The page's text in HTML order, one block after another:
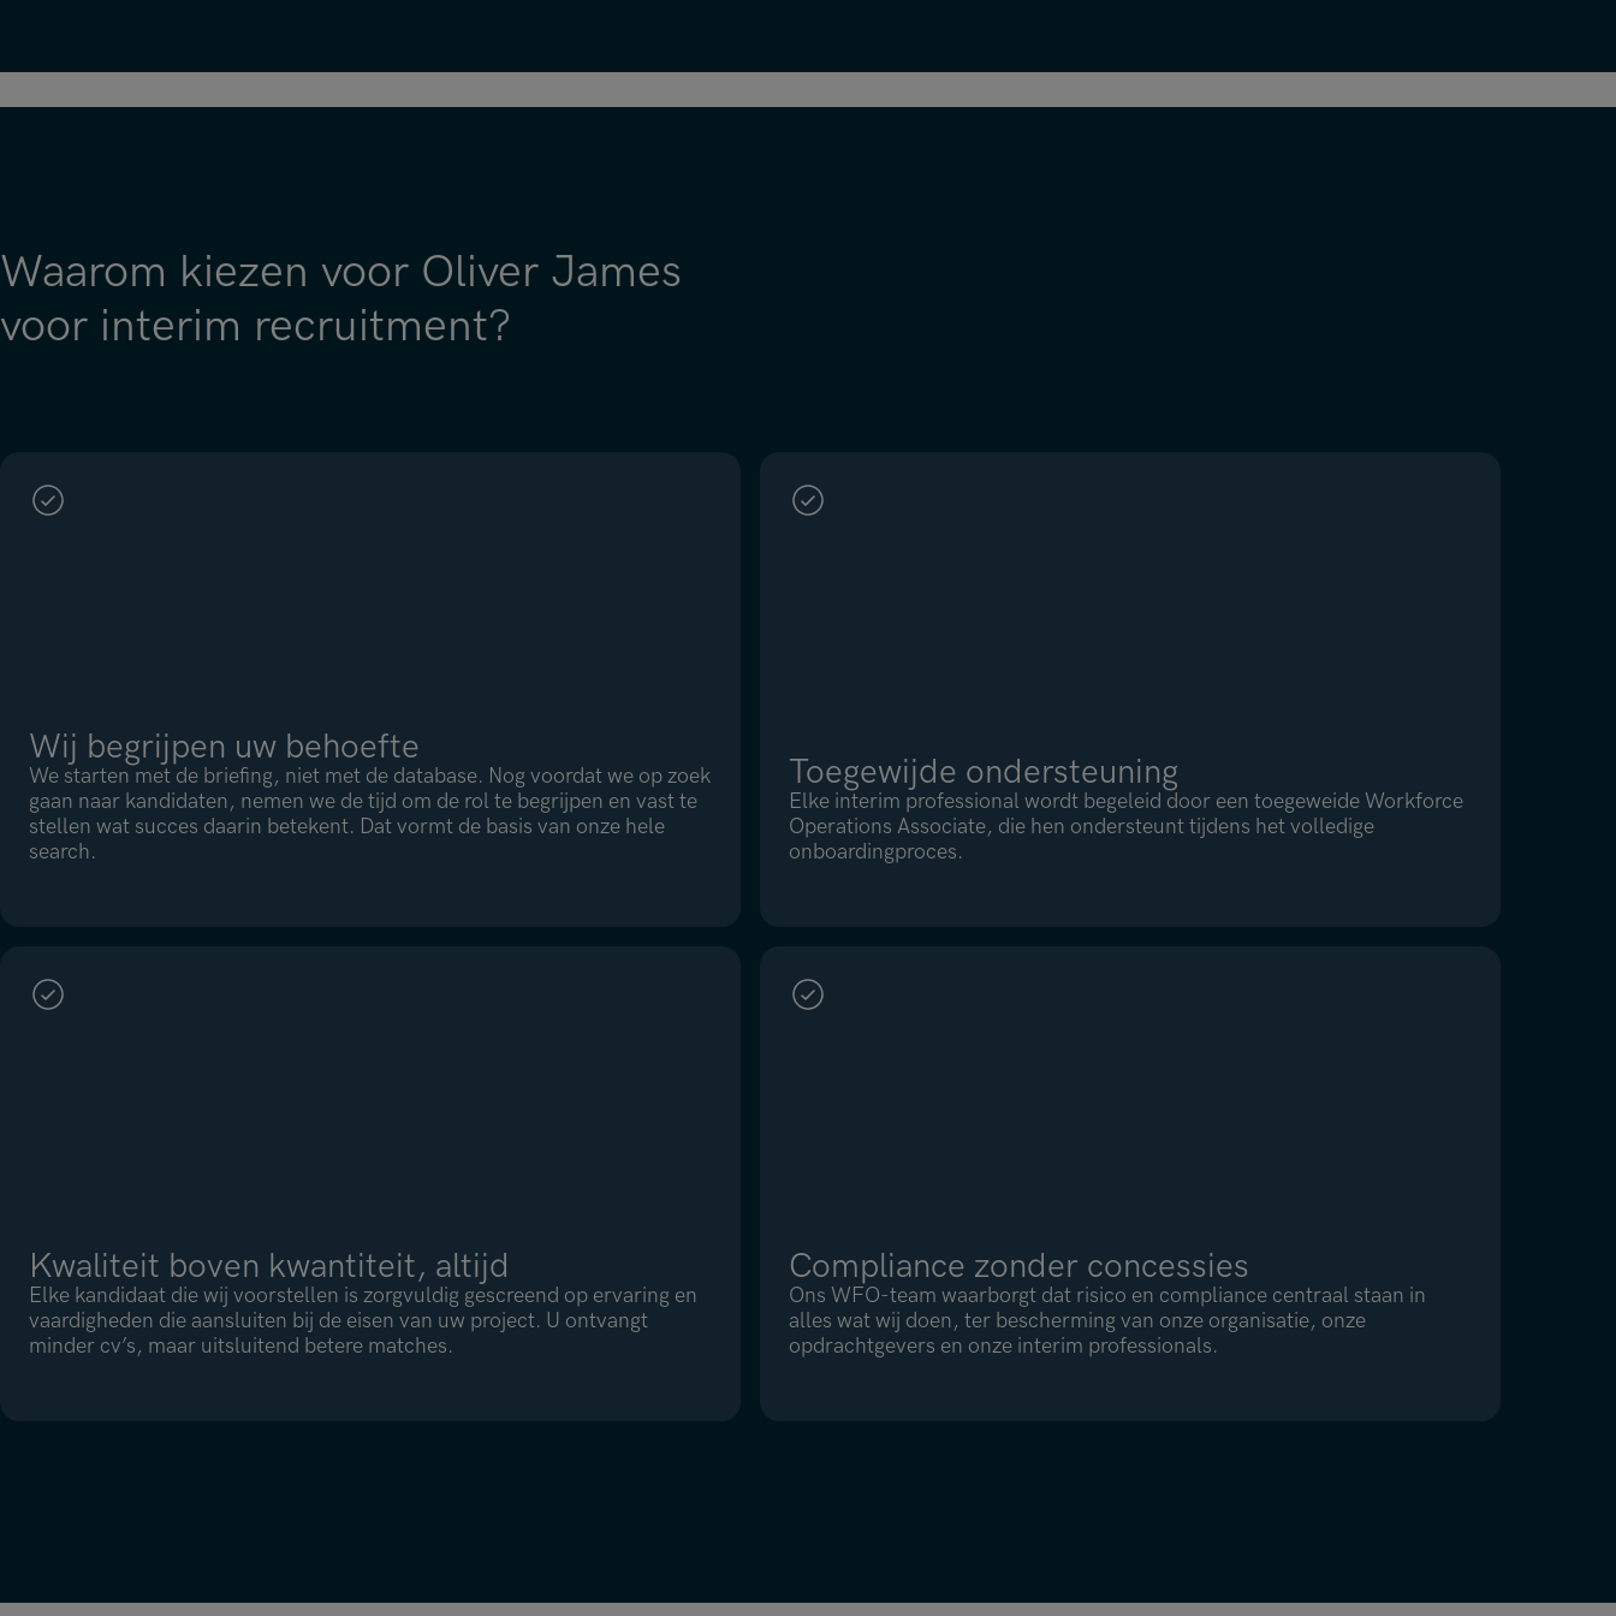
Waarom kiezen voor Oliver James
voor interim recruitment?
Wij begrijpen uw behoefte
We starten met de briefing, niet met de database. Nog voordat we op zoek
gaan naar kandidaten, nemen we de tijd om de rol te begrijpen en vast te
stellen wat succes daarin betekent. Dat vormt de basis van onze hele
search.
Toegewijde ondersteuning
Elke interim professional wordt begeleid door een toegeweide Workforce
Operations Associate, die hen ondersteunt tijdens het volledige
onboardingproces.
Kwaliteit boven kwantiteit, altijd
Elke kandidaat die wij voorstellen is zorgvuldig gescreend op ervaring en
vaardigheden die aansluiten bij de eisen van uw project. U ontvangt
minder cv’s, maar uitsluitend betere matches.
Compliance zonder concessies
Ons WFO-team waarborgt dat risico en compliance centraal staan in
alles wat wij doen, ter bescherming van onze organisatie, onze
opdrachtgevers en onze interim professionals.